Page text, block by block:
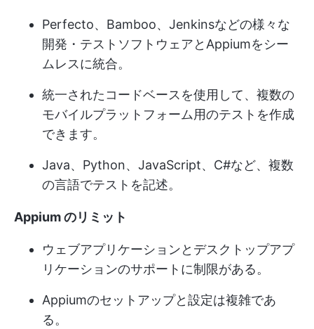
Perfecto、Bamboo、Jenkinsなどの様々な
開発・テストソフトウェアとAppiumをシー
ムレスに統合。
統一されたコードベースを使用して、複数の
モバイルプラットフォーム用のテストを作成
できます。
Java、Python、JavaScript、C#など、複数
の言語でテストを記述。
Appium のリミット
ウェブアプリケーションとデスクトップアプ
リケーションのサポートに制限がある。
Appiumのセットアップと設定は複雑であ
る。